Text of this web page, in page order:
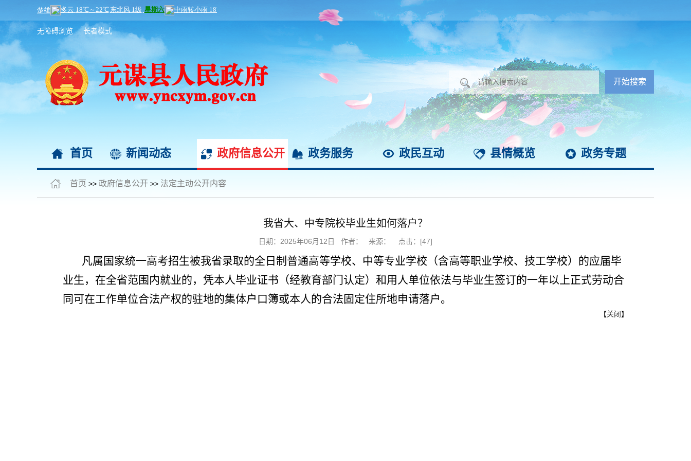
无障碍浏览 长者模式
首页 新闻动态 政府信息公开 政务服务 政民互动 县情概览 政务专题
首页 >> 政府信息公开 >> 法定主动公开内容
我省大、中专院校毕业生如何落户？
日期：2025年06月12日 作者： 来源： 点击：[47]
凡属国家统一高考招生被我省录取的全日制普通高等学校、中等专业学校（含高等职业学校、技工学校）的应届毕
业生，在全省范围内就业的，凭本人毕业证书（经教育部门认定）和用人单位依法与毕业生签订的一年以上正式劳动合
同可在工作单位合法产权的驻地的集体户口簿或本人的合法固定住所地申请落户。
【关闭】